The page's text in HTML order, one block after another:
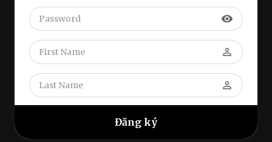
visibility
perm_identity
perm_identity